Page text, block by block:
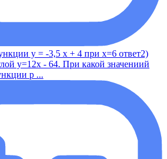
у = -3,5 x + 4 при x=6 ответ2)
y=12x - 64. При какой значениий
р ...